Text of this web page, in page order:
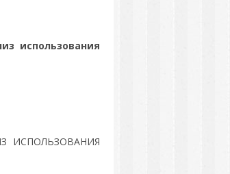
использования
ИСПОЛЬЗОВАНИЯ